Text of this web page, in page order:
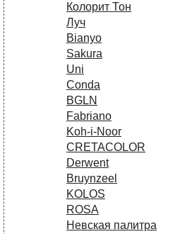
Колорит Тон
Луч
Bianyo
Sakura
Uni
Conda
BGLN
Fabriano
Koh-i-Noor
CRETACOLOR
Derwent
Bruynzeel
KOLOS
ROSA
Невская палитра